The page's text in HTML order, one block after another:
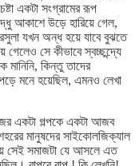
একটা সংগ্রামের রূপ
আকাশে উড়ে হারিয়ে গেল,
যখন অন্ধ হয়ে যাবে বুঝতে
সে কীভাবে স্বচ্ছন্দ্যে
মানিনি, কিন্তু তাদের
মনে হয়েছিল, এমনও লেখা
একটা গল্পকে একটা আজব
মানুষদের সাইকোলজিক্যাল
সেই সমাজটা যে আসলে এত